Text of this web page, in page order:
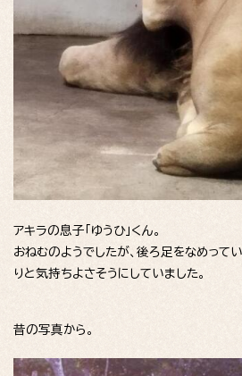
アキラの息子「ゆうひ」くん。
おねむのようでしたが、後ろ足をなめって
りと気持ちよさそうにしていました。
昔の写真から。